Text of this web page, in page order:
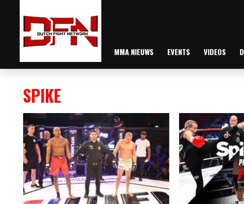
MMA NIEUWS EVENTS VIDEOS
SPIKE